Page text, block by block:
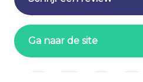
Ga naar de site